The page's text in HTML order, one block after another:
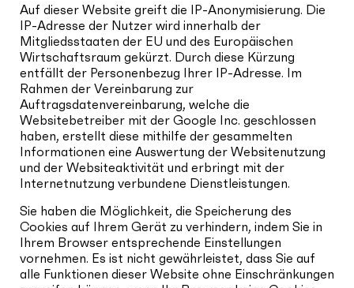
Auf dieser Website greift die IP-Anonymisierung. Die
IP-Adresse der Nutzer wird innerhalb der
Mitgliedsstaaten der EU und des Europäischen
Wirtschaftsraum gekürzt. Durch diese Kürzung
entfällt der Personenbezug Ihrer IP-Adresse. Im
Rahmen der Vereinbarung zur
Auftragsdatenvereinbarung, welche die
Websitebetreiber mit der Google Inc. geschlossen
haben, erstellt diese mithilfe der gesammelten
Informationen eine Auswertung der Websitenutzung
und der Websiteaktivität und erbringt mit der
Internetnutzung verbundene Dienstleistungen.
Sie haben die Möglichkeit, die Speicherung des
Cookies auf Ihrem Gerät zu verhindern, indem Sie in
Ihrem Browser entsprechende Einstellungen
vornehmen. Es ist nicht gewährleistet, dass Sie auf
alle Funktionen dieser Website ohne Einschränkungen